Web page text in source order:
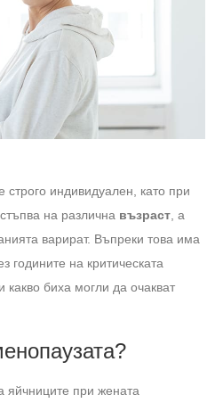
строго индивидуален, като при
на различна възраст , а
варират. Въпреки това има
годините на критическата
какво биха могли да очакват
яйчниците при жената